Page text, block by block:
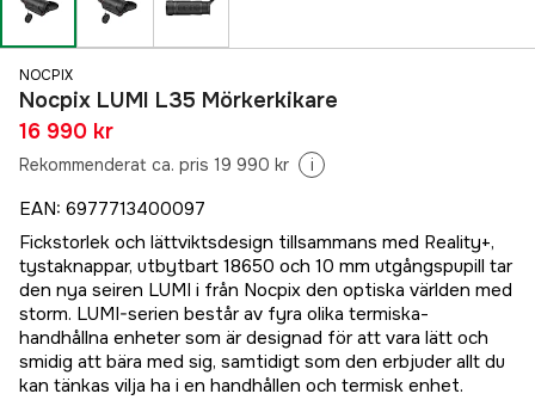
NOCPIX
Nocpix LUMI L35 Mörkerkikare
16 990 kr
Rekommenderat ca. pris 19 990 kr i
EAN: 6977713400097
Fickstorlek och lättviktsdesign tillsammans med Reality+,
tystaknappar, utbytbart 18650 och 10 mm utgångspupill tar
den nya seiren LUMI i från Nocpix den optiska världen med
storm. LUMI-serien består av fyra olika termiska-
handhållna enheter som är designad för att vara lätt och
smidig att bära med sig, samtidigt som den erbjuder allt du
kan tänkas vilja ha i en handhållen och termisk enhet.